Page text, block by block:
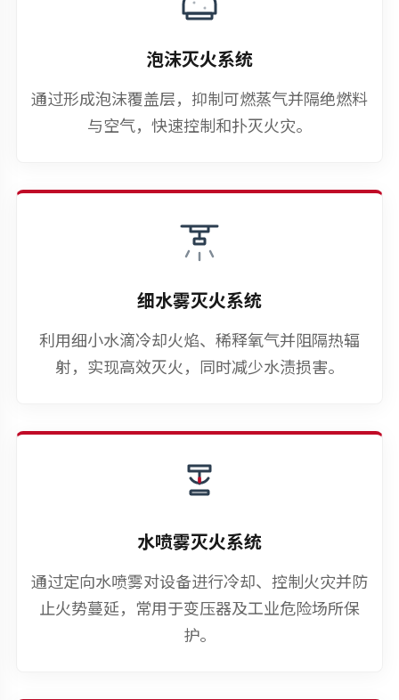
泡沫灭火系统
通过形成泡沫覆盖层，抑制可燃蒸气并隔绝燃料
与空气，快速控制和扑灭火灾。
细水雾灭火系统
利用细小水滴冷却火焰、稀释氧气并阻隔热辐
射，实现高效灭火，同时减少水渍损害。
水喷雾灭火系统
通过定向水喷雾对设备进行冷却、控制火灾并防
止火势蔓延，常用于变压器及工业危险场所保
护。